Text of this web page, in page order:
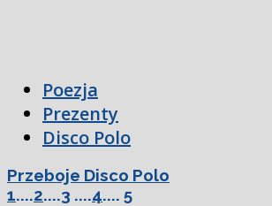
Poezja
Prezenty
Disco Polo
Przeboje Disco Polo
1....2....3 ....4.... 5